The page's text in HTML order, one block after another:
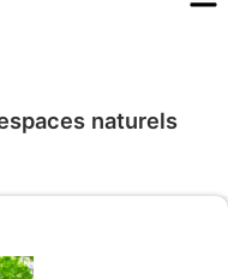
naturels